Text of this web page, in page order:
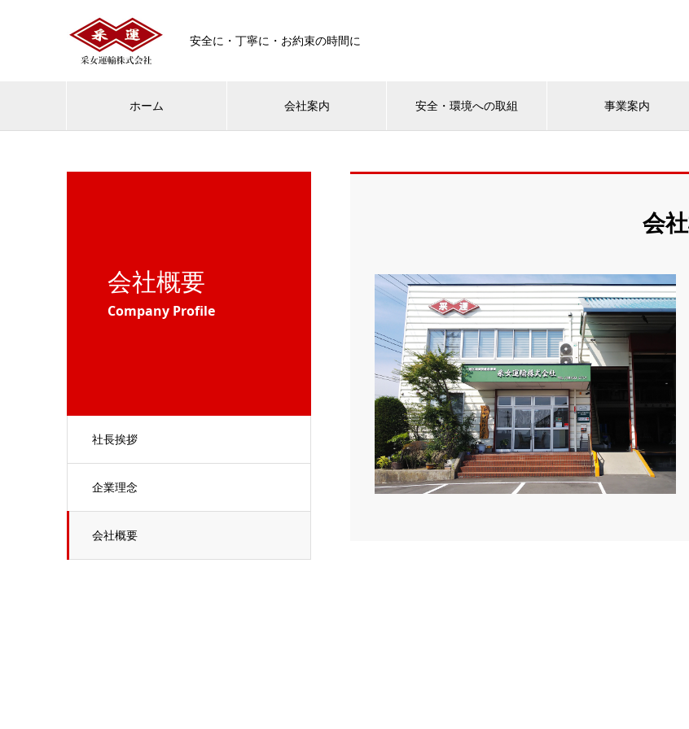
安全に・丁寧に・お約束の時間に
ホーム 会社案内 安全・環境への取組 事業案内
会社概要
Company Profile
社長挨拶
企業理念
会社概要
会